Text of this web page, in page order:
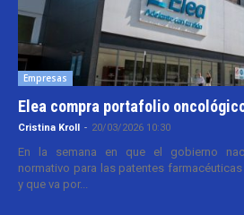
Empresas
Elea compra portafolio
Cristina Kroll - 20/03/2026 10:30
En la semana en que el gobierno
normativo para las patentes
y que va por...